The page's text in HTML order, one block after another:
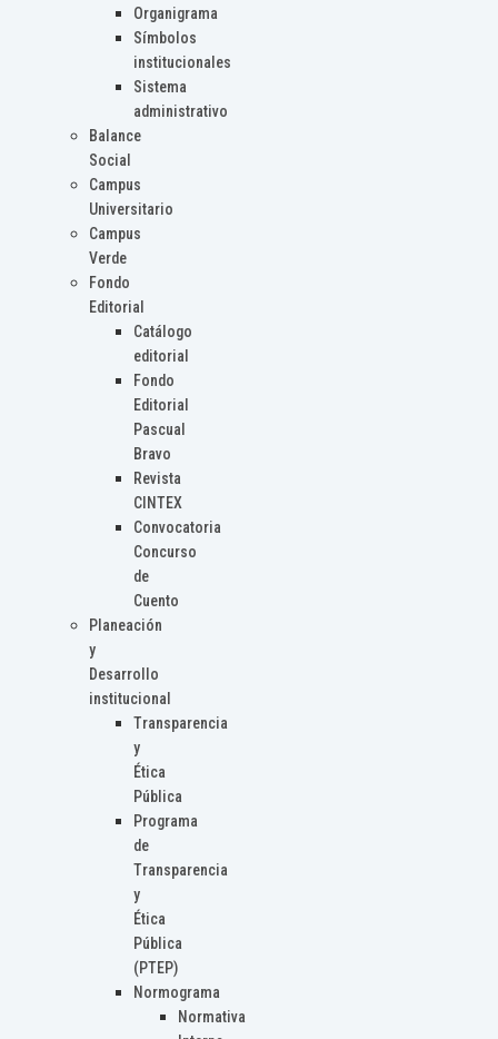
Organigrama
Símbolos
institucionales
Sistema
administrativo
Balance
Social
Campus
Universitario
Campus
Verde
Fondo
Editorial
Catálogo
editorial
Fondo
Editorial
Pascual
Bravo
Revista
CINTEX
Convocatoria
Concurso
de
Cuento
Planeación
y
Desarrollo
institucional
Transparencia
y
Ética
Pública
Programa
de
Transparencia
y
Ética
Pública
(PTEP)
Normograma
Normativa